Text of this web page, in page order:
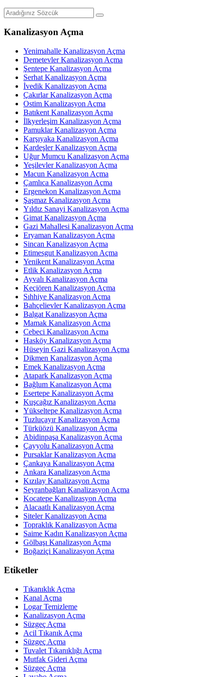
Kanalizasyon Açma
Yenimahalle Kanalizasyon Açma
Demetevler Kanalizasyon Açma
Şentepe Kanalizasyon Açma
Serhat Kanalizasyon Açma
İvedik Kanalizasyon Açma
Çakırlar Kanalizasyon Açma
Ostim Kanalizasyon Açma
Batıkent Kanalizasyon Açma
İlkyerleşim Kanalizasyon Açma
Pamuklar Kanalizasyon Açma
Karşıyaka Kanalizasyon Açma
Kardeşler Kanalizasyon Açma
Uğur Mumcu Kanalizasyon Açma
Yeşilevler Kanalizasyon Açma
Macun Kanalizasyon Açma
Çamlıca Kanalizasyon Açma
Ergenekon Kanalizasyon Açma
Şaşmaz Kanalizasyon Açma
Yıldız Sanayi Kanalizasyon Açma
Gimat Kanalizasyon Açma
Gazi Mahallesi Kanalizasyon Açma
Eryaman Kanalizasyon Açma
Sincan Kanalizasyon Açma
Etimesgut Kanalizasyon Açma
Yenikent Kanalizasyon Açma
Etlik Kanalizasyon Açma
Ayvalı Kanalizasyon Açma
Keçiören Kanalizasyon Açma
Sıhhiye Kanalizasyon Açma
Bahçelievler Kanalizasyon Açma
Balgat Kanalizasyon Açma
Mamak Kanalizasyon Açma
Cebeci Kanalizasyon Açma
Hasköy Kanalizasyon Açma
Hüseyin Gazi Kanalizasyon Açma
Dikmen Kanalizasyon Açma
Emek Kanalizasyon Açma
Atapark Kanalizasyon Açma
Bağlum Kanalizasyon Açma
Esertepe Kanalizasyon Açma
Kuşcağız Kanalizasyon Açma
Yükseltepe Kanalizasyon Açma
Tuzluçayır Kanalizasyon Açma
Türküözü Kanalizasyon Açma
Abidinpaşa Kanalizasyon Açma
Çayyolu Kanalizasyon Açma
Pursaklar Kanalizasyon Açma
Çankaya Kanalizasyon Açma
Ankara Kanalizasyon Açma
Kızılay Kanalizasyon Açma
Seyranbağları Kanalizasyon Açma
Kocatepe Kanalizasyon Açma
Alacaatlı Kanalizasyon Açma
Siteler Kanalizasyon Açma
Topraklık Kanalizasyon Açma
Saime Kadın Kanalizasyon Açma
Gölbaşı Kanalizasyon Açma
Boğaziçi Kanalizasyon Açma
Etiketler
Tıkanıklık Açma
Kanal Açma
Logar Temizleme
Kanalizasyon Açma
Süzgeç Açma
Acil Tıkanık Açma
Süzgeç Açma
Tuvalet Tıkanıklığı Açma
Mutfak Gideri Açma
Süzgeç Açma